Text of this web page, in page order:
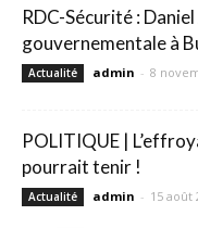
RDC-Sécurité :
gouvernementale à
Actualité admin - 8
POLITIQUE |
pourrait tenir !
Actualité admin - 15 août